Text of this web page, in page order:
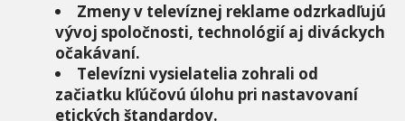
Zmeny v televíznej reklame odzrkadľujú
vývoj spoločnosti, technológií aj diváckych
očakávaní.
Televízni vysielatelia zohrali od
začiatku kľúčovú úlohu pri nastavovaní
etických štandardov.